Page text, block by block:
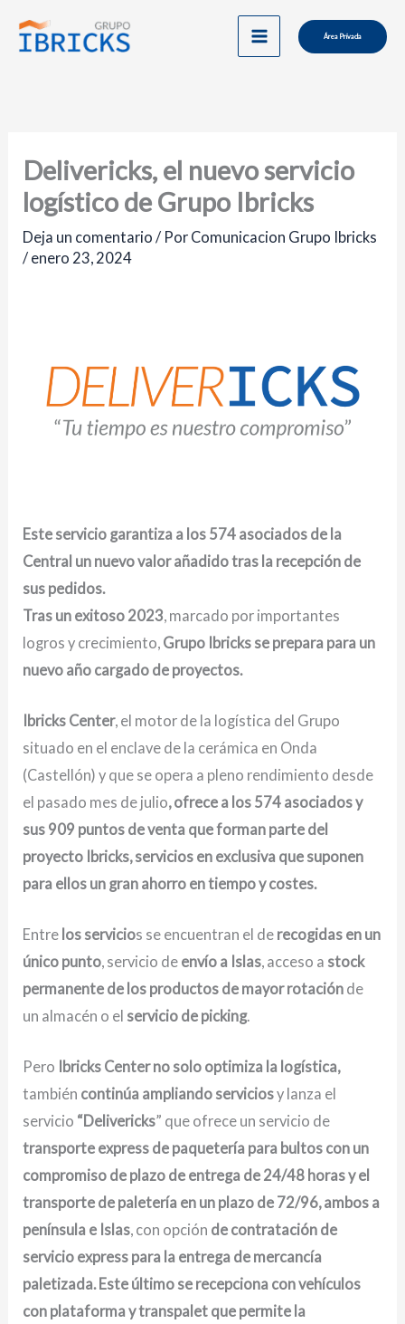
Área Privada
Delivericks, el nuevo servicio
logístico de Grupo Ibricks
Deja un comentario / Por Comunicacion Grupo Ibricks
/ enero 23, 2024
Este servicio garantiza a los 574 asociados de la
Central un nuevo valor añadido tras la recepción de
sus pedidos.
Tras un exitoso 2023 , marcado por importantes
logros y crecimiento, Grupo Ibricks se prepara para un
nuevo año cargado de proyectos.
Ibricks Center, el motor de la logística del Grupo
situado en el enclave de la cerámica en Onda
(Castellón) y que se opera a pleno rendimiento desde
el pasado mes de julio, ofrece a los 574 asociados y
sus 909 puntos de venta que forman parte del
proyecto Ibricks, servicios en exclusiva que suponen
para ellos un gran ahorro en tiempo y costes.
Entre los servicios se encuentran el de recogidas en un
único punto, servicio de envío a Islas, acceso a stock
permanente de los productos de mayor rotación de
un almacén o el servicio de picking.
Pero Ibricks Center no solo optimiza la logística,
también continúa ampliando serviciosy lanza el
servicio “Delivericks” que ofrece un servicio de
transporte express de paquetería para bultos con un
compromiso de plazo de entrega de 24/48 horas y el
transporte de paletería en un plazo de 72/96, ambos a
península e Islas, con opción de contratación de
servicio express para la entrega de mercancía
paletizada. Este último se recepciona con vehículos
con plataforma y transpalet que permite la